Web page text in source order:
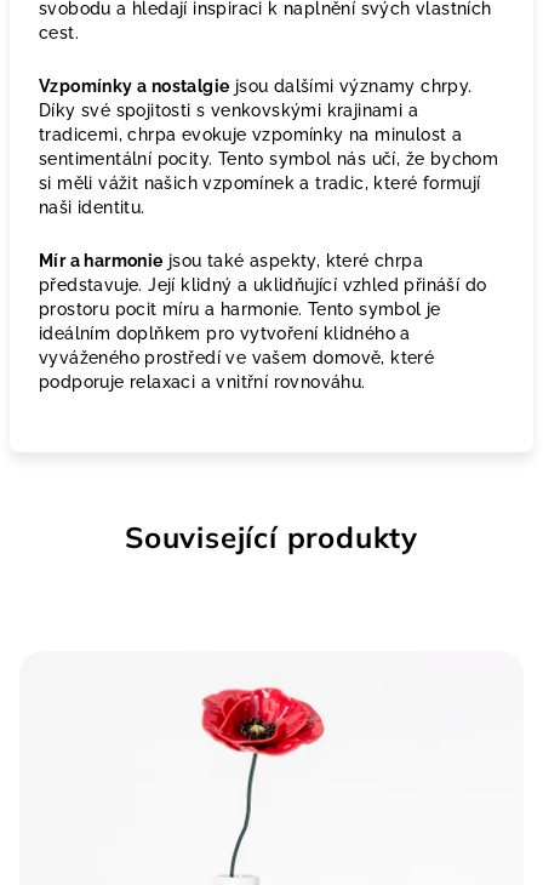
svobodu a hledají inspiraci k naplnění svých vlastních
cest.
Vzpomínky a nostalgie jsou dalšími významy chrpy.
Díky své spojitosti s venkovskými krajinami a
tradicemi, chrpa evokuje vzpomínky na minulost a
sentimentální pocity. Tento symbol nás učí, že bychom
si měli vážit našich vzpomínek a tradic, které formují
naši identitu.
Mír a harmonie jsou také aspekty, které chrpa
představuje. Její klidný a uklidňující vzhled přináší do
prostoru pocit míru a harmonie. Tento symbol je
ideálním doplňkem pro vytvoření klidného a
vyváženého prostředí ve vašem domově, které
podporuje relaxaci a vnitřní rovnováhu.
Související produkty